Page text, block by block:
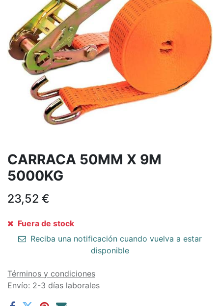
CARRACA 50MM X 9M
5000KG
23,52 €
Fuera de stock
Reciba una notificación cuando vuelva a estar
disponible
Términos y condiciones
Envío: 2-3 días laborales